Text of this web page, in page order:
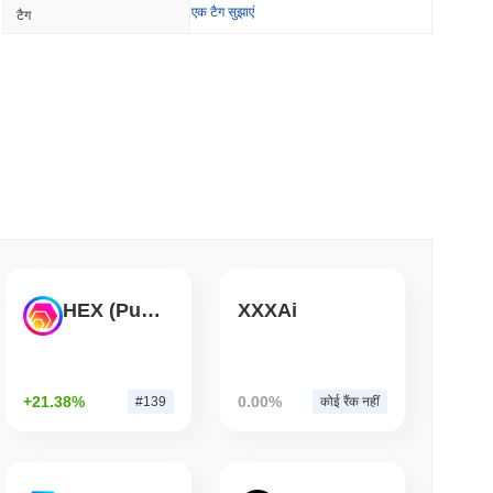
लेकिन खुदरा खरीदारों को सालाना $3,700 तक सीमित
टैग एक टैग सुझाएं
HEX (Pulsechain)
+21.38% #139
XXXAi
0.00% कोई रैंक नहीं